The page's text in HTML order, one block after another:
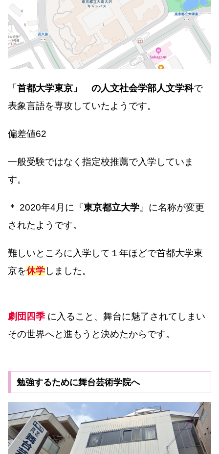
「 首都大学東京」 の人文社会学部人文学科で
表象言語を専攻していたようです。
偏差値62
一般受験ではなく指定校推薦で入学していま
す。
＊ 2020年4月に『東京都立大学 』に名称が変更
されたようです。
難しいところに入学して１年ほどで首都大学東
京を休学しました。
劇団四季 に入ること、舞台に魅了されてしまい
その世界へと進もうと決めたからです。
勉強するために舞台芸術学院へ